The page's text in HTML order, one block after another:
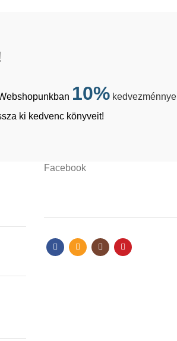
10% kedvezménnyel
ki kedvenc könyveit!
Facebook